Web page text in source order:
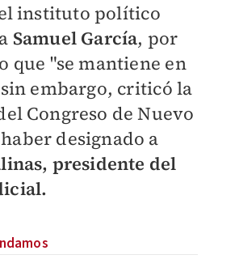
instituto político
Samuel García, por
que "se mantiene en
embargo, criticó la
Congreso de Nuevo
designado a
presidente del